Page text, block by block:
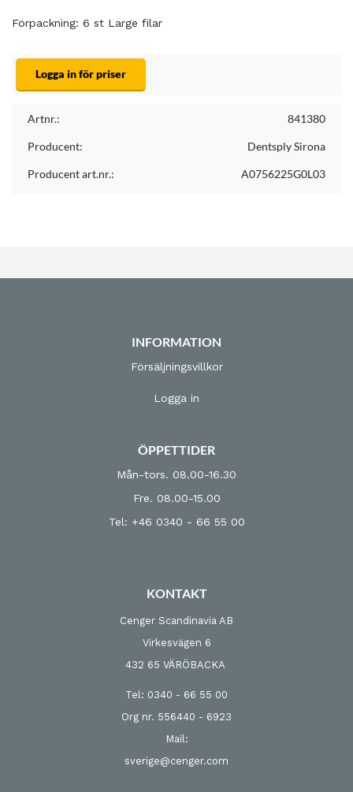
Förpackning: 6 st Large filar
Logga in för priser
Artnr.: 841380
Producent: Dentsply Sirona
Producent art.nr.: A0756225G0L03
INFORMATION
Försäljningsvillkor
Logga in
ÖPPETTIDER
Mån-tors. 08.00-16.30
Fre. 08.00-15.00
Tel: +46 0340 - 66 55 00
KONTAKT
Cenger Scandinavia AB
Virkesvägen 6
432 65 VÄRÖBACKA
Tel: 0340 - 66 55 00
Org nr. 556440 - 6923
Mail:
sverige@cenger.com